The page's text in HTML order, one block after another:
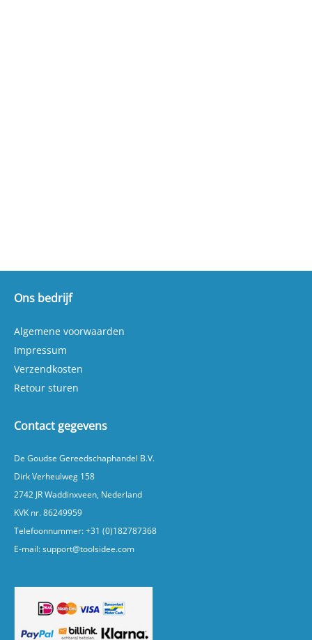
Ons bedrijf
Algemene voorwaarden
Impressum
Verzendkosten
Retour sturen
Contact gegevens
De Goudse Gereedschaphandel B.V.
Dirk Verheulweg 158
2742 JR Waddinxveen, Nederland
KVK nr. 86249959
Telefoonnummer:+31 (0)182787368
E-mail:support@toolsidee.com